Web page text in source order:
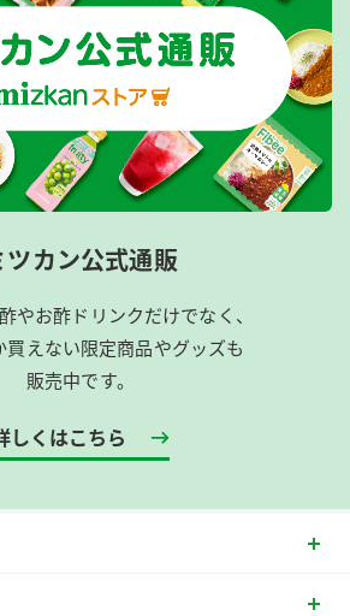
ツカン公式通販
やお酢ドリンクだけでなく、
買えない限定商品やグッズも
販売中です。
しくはこちら